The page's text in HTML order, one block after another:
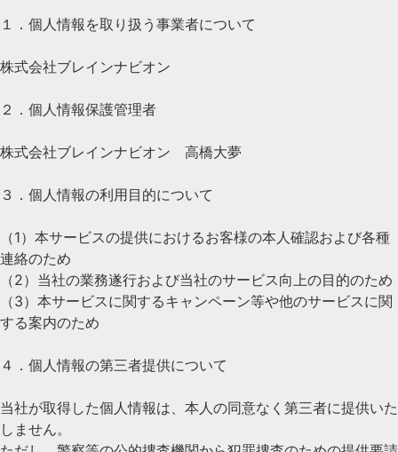
１．個人情報を取り扱う事業者について
株式会社ブレインナビオン
２．個人情報保護管理者
株式会社ブレインナビオン 高橋大夢
３．個人情報の利用目的について
（1）本サービスの提供におけるお客様の本人確認および各種
連絡のため
（2）当社の業務遂行および当社のサービス向上の目的のため
（3）本サービスに関するキャンペーン等や他のサービスに関
する案内のため
４．個人情報の第三者提供について
当社が取得した個人情報は、本人の同意なく第三者に提供いた
しません。